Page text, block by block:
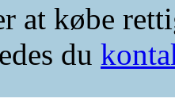
at købe
du